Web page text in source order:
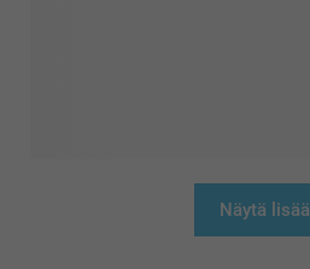
Näytä lisää